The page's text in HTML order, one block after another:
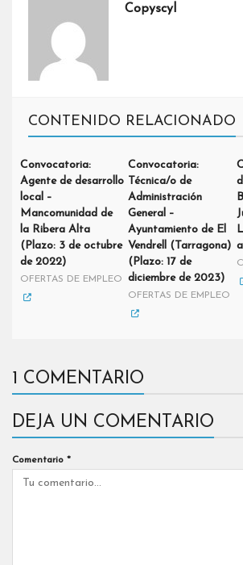
Copyscyl
CONTENIDO RELACIONADO
Convocatoria:
Agente de desarrollo
local –
Mancomunidad de
la Ribera Alta
(Plazo: 3 de octubre
de 2022)
OFERTAS DE EMPLEO
Convocatoria:
Técnica/o de
Administración
General –
Ayuntamiento de El
Vendrell (Tarragona)
(Plazo: 17 de
diciembre de 2023)
OFERTAS DE EMPLEO
1 COMENTARIO
DEJA UN COMENTARIO
Comentario *